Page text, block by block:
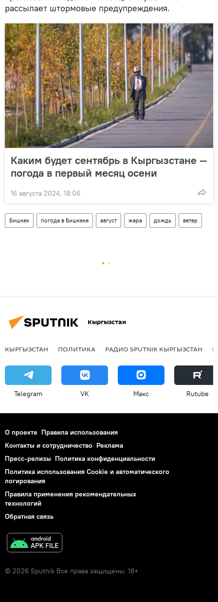
рассылает штормовые предупреждения.
Каким будет сентябрь в Кыргызстане —
погода в первый месяц осени
16 августа 2024, 18:06
Бишкек погода в Бишкеке август жара дождь ветер
Кыргызстан
КЫРГЫЗСТАН ПОЛИТИКА РАДИО SPUTNIK КЫРГЫЗСТАН
Telegram VK Макс Rutube
О проекте Правила использования
Контакты и сотрудничество Реклама
Пресс-релизы Политика конфиденциальности
Политика использования Cookie и автоматического
логирования
Правила применения рекомендательных
технологий
Обратная связь
© 2026 Sputnik Все права защищены. 18+